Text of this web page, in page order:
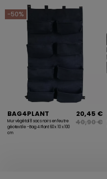
BAG4PLANT
Mur végétal 8 sacs noirs en feutre
géotextile - Bag 4 Plant 60 x 10 x 100
cm
20,45 €
40,90 €
-50%